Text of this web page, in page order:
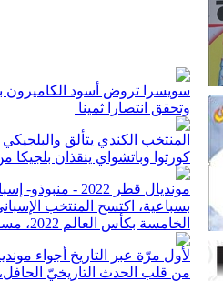
سويسرا تروض أسود الكاميرون
وتحقق انتصارا ثمينا
المنتخب الكندي يتألق
كورتوا وباتشواي ينقذان بلجيكا
مونديال قطر 2022 - منبوذو- إسبانيا يدخلون التاريخ بسباعية
بسباعية، اكتسح المنتخب
الخامسة بكأس العالم 2022، مساء اليوم الأربعاء.
لأول مرّة عبر التاريخ أجواء
من قلب الحدث التاريخيّ الحافل،